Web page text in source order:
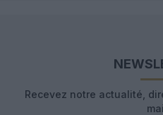
Recevez notre actualité,